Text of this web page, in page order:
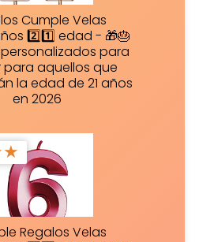
Cumple Velas
2️⃣1️⃣ edad - 🎁🎂
para
para aquellos que
la edad de 21 años
en 2026
★
Regalos Velas